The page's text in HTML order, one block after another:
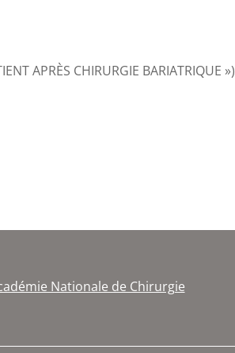
APRÈS CHIRURGIE BARIATRIQUE »)
Nationale de Chirurgie